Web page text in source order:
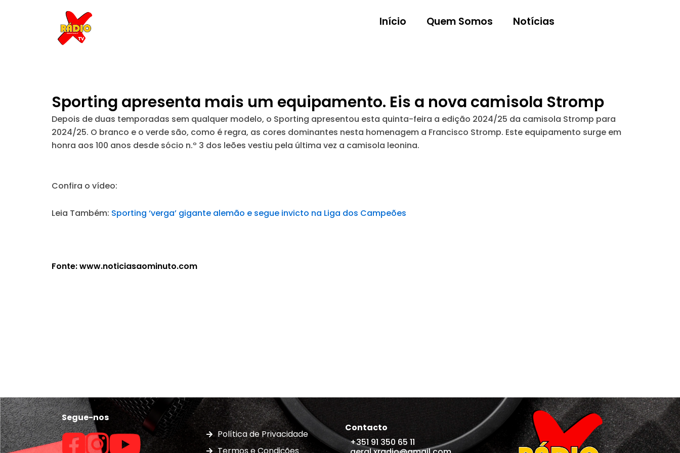
Início Quem Somos Notícias
Sporting apresenta mais um equipamento. Eis a nova camisola Stromp
Depois de duas temporadas sem qualquer modelo, o Sporting apresentou esta quinta-feira a edição 2024/25 da camisola Stromp para
2024/25. O branco e o verde são, como é regra, as cores dominantes nesta homenagem a Francisco Stromp. Este equipamento surge em
honra aos 100 anos desde sócio n.º 3 dos leões vestiu pela última vez a camisola leonina.
Confira o vídeo:
Leia Também: Sporting ‘verga’ gigante alemão e segue invicto na Liga dos Campeões
Fonte: www.noticiasaominuto.com
Segue-nos
Política de Privacidade
Contacto
+351 91 350 65 11